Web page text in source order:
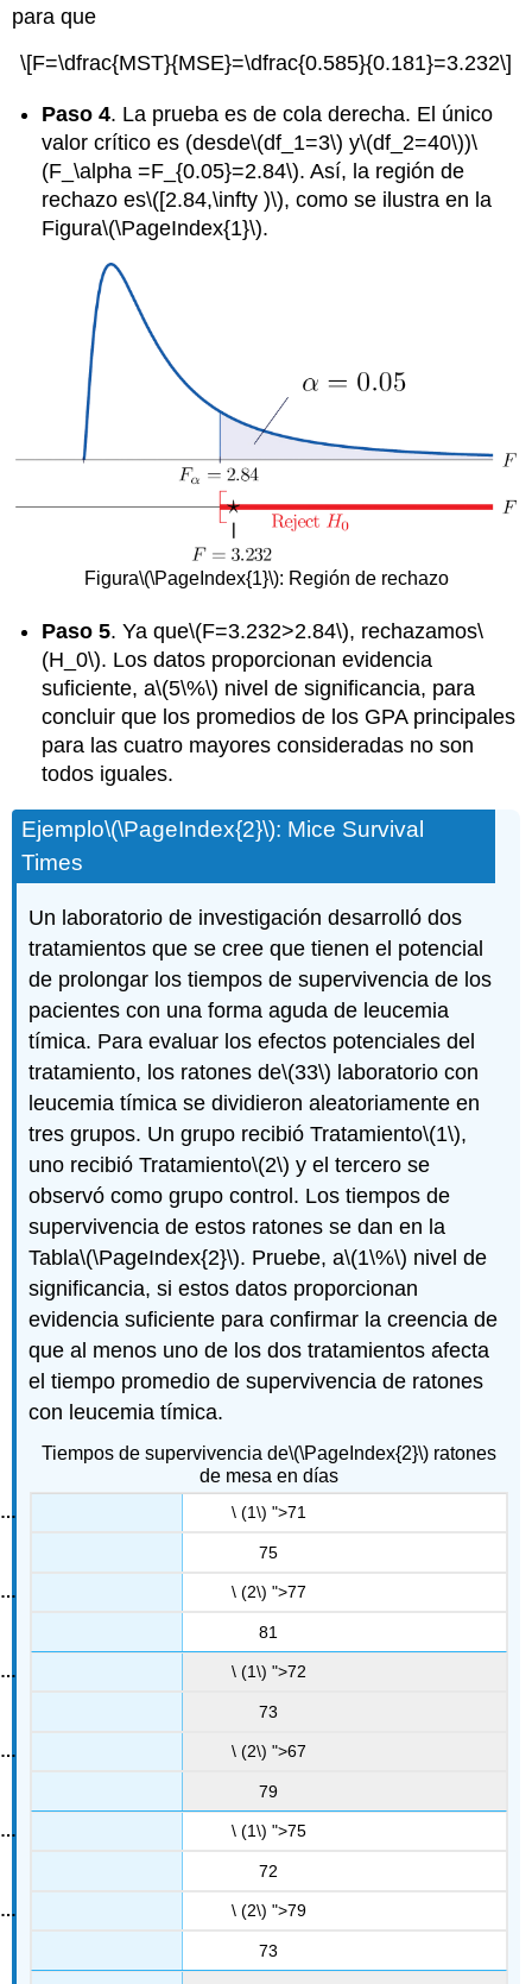
para que
\[F=\dfrac{MST}{MSE}=\dfrac{0.585}{0.181}=3.232\]
Paso 4. La prueba es de cola derecha. El único
valor crítico es (desde\(df_1=3\) y\(df_2=40\))\
(F_\alpha =F_{0.05}=2.84\). Así, la región de
rechazo es\([2.84,\infty )\), como se ilustra en la
Figura\(\PageIndex{1}\).
Figura\(\PageIndex{1}\): Región de rechazo
Paso 5. Ya que\(F=3.232>2.84\), rechazamos\
(H_0\). Los datos proporcionan evidencia
suficiente, a\(5\%\) nivel de significancia, para
concluir que los promedios de los GPA principales
para las cuatro mayores consideradas no son
todos iguales.
Ejemplo\(\PageIndex{2}\): Mice Survival
Times
Un laboratorio de investigación desarrolló dos
tratamientos que se cree que tienen el potencial
de prolongar los tiempos de supervivencia de los
pacientes con una forma aguda de leucemia
tímica. Para evaluar los efectos potenciales del
tratamiento, los ratones de\(33\) laboratorio con
leucemia tímica se dividieron aleatoriamente en
tres grupos. Un grupo recibió Tratamiento\(1\),
uno recibió Tratamiento\(2\) y el tercero se
observó como grupo control. Los tiempos de
supervivencia de estos ratones se dan en la
Tabla\(\PageIndex{2}\). Pruebe, a\(1\%\) nivel de
significancia, si estos datos proporcionan
evidencia suficiente para confirmar la creencia de
que al menos uno de los dos tratamientos afecta
el tiempo promedio de supervivencia de ratones
con leucemia tímica.
Tiempos de supervivencia de\(\PageIndex{2}\)ratones
de mesa en días
\ (1\) ">71
75
\ (2\) ">77
81
\ (1\) ">72
73
\ (2\) ">67
79
\ (1\) ">75
72
\ (2\) ">79
73